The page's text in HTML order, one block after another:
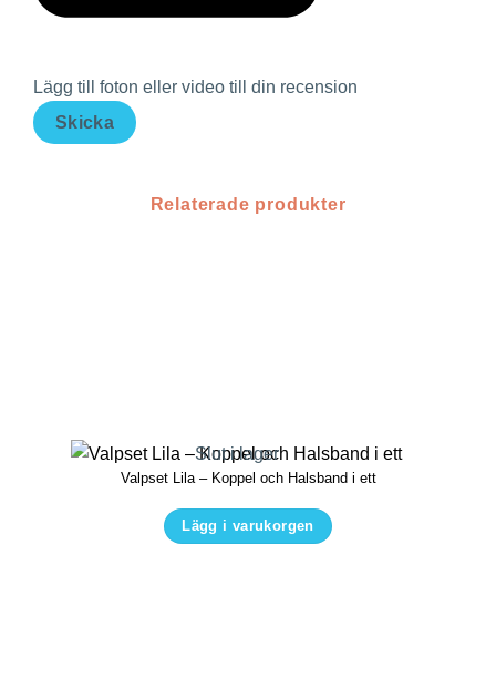
Lägg till foton eller video till din recension
Skicka
Relaterade produkter
Slut i lager
Valpset Lila – Koppel och Halsband i ett
Lägg i varukorgen